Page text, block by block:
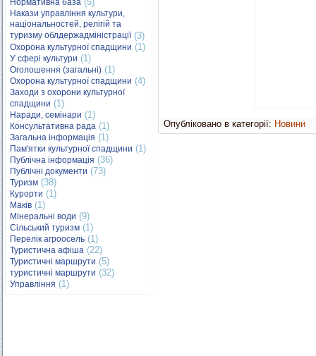
Нормативна база
Накази управління культури,
національностей, релігій та
туризму облдержадміністрації(3)
Охорона культурної спадщини (1)
У сфері культури (1)
Оголошення (загальні) (1)
Охорона культурної спадщини (4)
Заходи з охорони культурної
спадщини (1)
Наради, семінари (1)
Консультативна рада (1)
Загальна інформація (1)
Пам'ятки культурної спадщини (1)
Публічна інформація (36)
Публічні документи (73)
Туризм (38)
Курорти (1)
Маків (1)
Мінеральні води (9)
Сільський туризм (1)
Перелік агроосель (1)
Туристична афіша (22)
Туристичні маршрути (5)
туристичні маршрути (32)
Управління (1)
Опубліковано в категорії: Новини